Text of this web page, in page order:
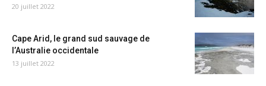
20 juillet 2022
Cape Arid, le grand sud sauvage de
l’Australie occidentale
13 juillet 2022